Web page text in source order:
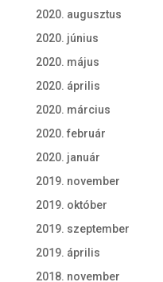
2020. augusztus
2020. június
2020. május
2020. április
2020. március
2020. február
2020. január
2019. november
2019. október
2019. szeptember
2019. április
2018. november